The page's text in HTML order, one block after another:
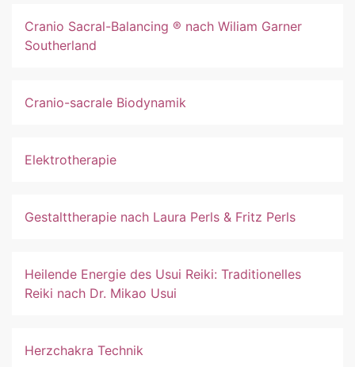
Cranio Sacral-Balancing ® nach Wiliam Garner
Southerland
Cranio-sacrale Biodynamik
Elektrotherapie
Gestalttherapie nach Laura Perls & Fritz Perls
Heilende Energie des Usui Reiki: Traditionelles
Reiki nach Dr. Mikao Usui
Herzchakra Technik